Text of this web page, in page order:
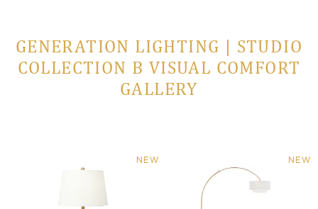
GENERATION LIGHTING | STUDIO
COLLECTION В VISUAL COMFORT
GALLERY
NEW NEW